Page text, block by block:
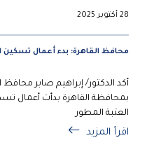
28 أكتوبر 2025
محافظ القاهرة: بدء أعمال تسكين
أكد الدكتور/ إبراهيم صابر محافظ
بمحافظة القاهرة بدأت أعمال
العتبة المطور
اقرأ المزيد